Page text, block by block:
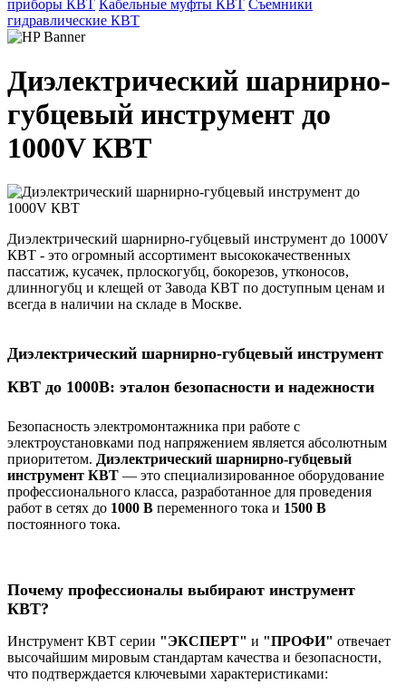
приборы КВТ Кабельные муфты КВТ Съемники
гидравлические КВТ
Диэлектрический шарнирно-
губцевый инструмент до
1000V КВТ
Диэлектрический шарнирно-губцевый инструмент до 1000V
КВТ - это огромный ассортимент высококачественных
пассатиж, кусачек, прлоскогубц, бокорезов, утконосов,
длинногубц и клещей от Завода КВТ по доступным ценам и
всегда в наличии на складе в Москве.
Диэлектрический шарнирно-губцевый инструмент
КВТ до 1000В: эталон безопасности и надежности
Безопасность электромонтажника при работе с
электроустановками под напряжением является абсолютным
приоритетом. Диэлектрический шарнирно-губцевый
инструмент КВТ — это специализированное оборудование
профессионального класса, разработанное для проведения
работ в сетях до 1000 В переменного тока и 1500 В
постоянного тока.
Почему профессионалы выбирают инструмент
КВТ?
Инструмент КВТ серии "ЭКСПЕРТ" и "ПРОФИ" отвечает
высочайшим мировым стандартам качества и безопасности,
что подтверждается ключевыми характеристиками: